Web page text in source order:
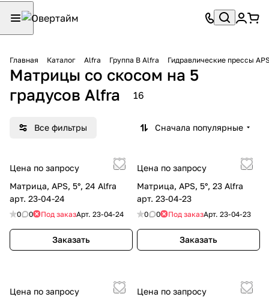
Главная Каталог Alfra Группа B Alfra Гидравлические прессы
Матрицы со скосом на 5
градусов Alfra
16
Все фильтры Сначала популярные
Цена по запросу
Матрица, APS, 5°, 24 Alfra
арт. 23-04-24
0 0 Под заказАрт. 23-04-24
Заказать
Цена по запросу
Матрица, APS, 5°, 23 Alfra
арт. 23-04-23
0 0 Под заказАрт. 23-04-23
Заказать
Цена по запросу
Цена по запросу